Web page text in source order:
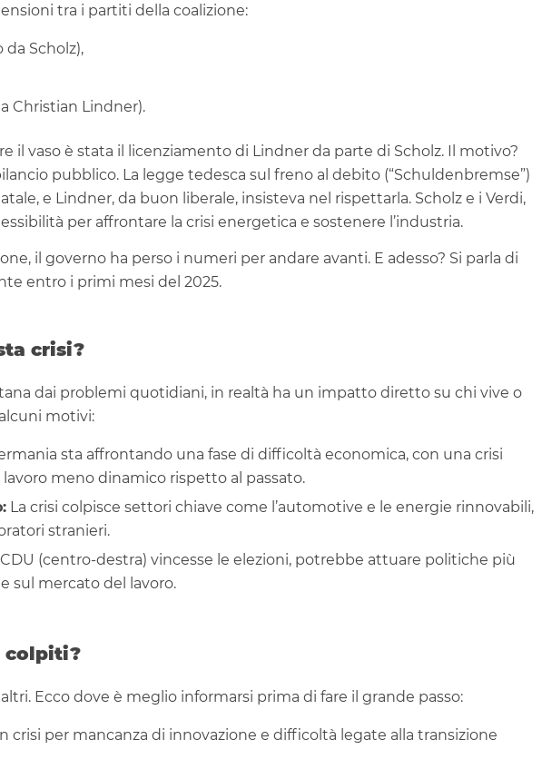
tra i partiti della coalizione:
Scholz),
Christian Lindner).
il vaso è stata il licenziamento di Lindner da parte di Scholz. Il motivo?
pubblico. La legge tedesca sul freno al debito (“Schuldenbremse”)
e Lindner, da buon liberale, insisteva nel rispettarla. Scholz e i Verdi,
per affrontare la crisi energetica e sostenere l’industria.
il governo ha perso i numeri per andare avanti. E adesso? Si parla di
entro i primi mesi del 2025.
crisi?
dai problemi quotidiani, in realtà ha un impatto diretto su chi vive o
motivi:
sta affrontando una fase di difficoltà economica, con una crisi
meno dinamico rispetto al passato.
La crisi colpisce settori chiave come l’automotive e le energie rinnovabili,
stranieri.
CDU (centro-destra) vincesse le elezioni, potrebbe attuare politiche più
sul mercato del lavoro.
colpiti?
Ecco dove è meglio informarsi prima di fare il grande passo:
In crisi per mancanza di innovazione e difficoltà legate alla transizione